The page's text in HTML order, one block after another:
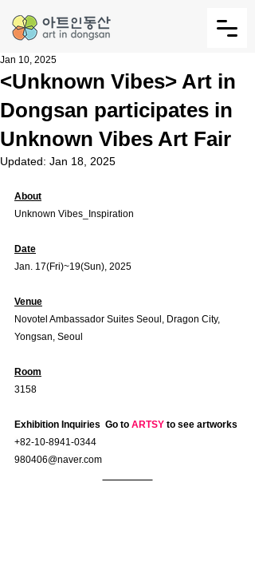
<Unknown Vibes> Art in
Dongsan participates in
Unknown Vibes Art Fair
Jan 10, 2025
Updated: Jan 18, 2025
About
Unknown Vibes_Inspiration
Date
Jan. 17(Fri)~19(Sun), 2025
Venue
Novotel Ambassador Suites Seoul, Dragon City,
Yongsan, Seoul
Room
3158
Exhibition Inquiries Go to ARTSY to see artworks
+82-10-8941-0344
980406@naver.com